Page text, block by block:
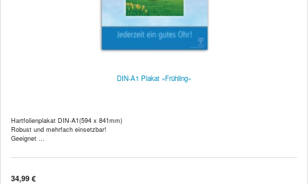
DIN-A1 Plakat »Frühling«
Hartfolienplakat DIN-A1(594 x 841mm)
Robust und mehrfach einsetzbar!
Geeignet ...
34,99 €